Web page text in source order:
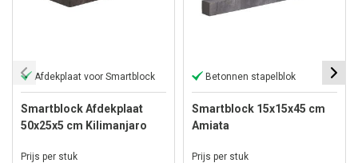
Afdekplaat voor Smartblock
Smartblock Afdekplaat
50x25x5 cm Kilimanjaro
Prijs per stuk
Betonnen stapelblok
Smartblock 15x15x45 cm
Amiata
Prijs per stuk